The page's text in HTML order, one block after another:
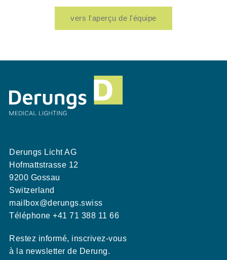
vers l'aperçu de l'équipe
Derungs Licht AG
Hofmattstrasse 12
9200 Gossau
Switzerland
mailbox@derungs.swiss
Téléphone +41 71 388 11 66
Restez informé, inscrivez-vous
à la newsletter de Derung.